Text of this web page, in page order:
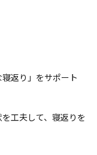
返り」をサポート
工夫して、寝返りを